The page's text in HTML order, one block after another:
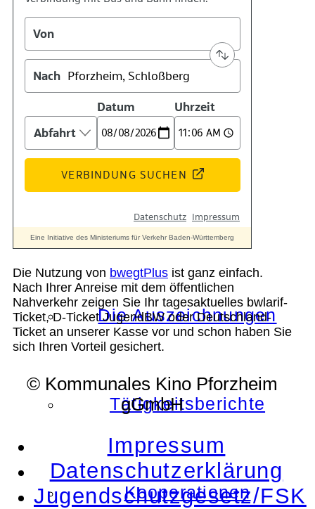
Kontakt
Kino
Das Team
Die Auszeichnungen
Tätigkeitsberichte
Kooperationen
Die Nutzung von bwegtPlus ist ganz einfach.
Nach Ihrer Anreise mit dem öffentlichen
Nahverkehr zeigen Sie Ihr tagesaktuelles bwlarif-
Ticket, D-Ticket JugendBW oder Deutschland-
Ticket an unserer Kasse vor und schon haben Sie
sich Ihren Vorteil gesichert.
© Kommunales Kino Pforzheim
gGmbH
Impressum
Datenschutzerklärung
Jugendschutzgesetz/FSK